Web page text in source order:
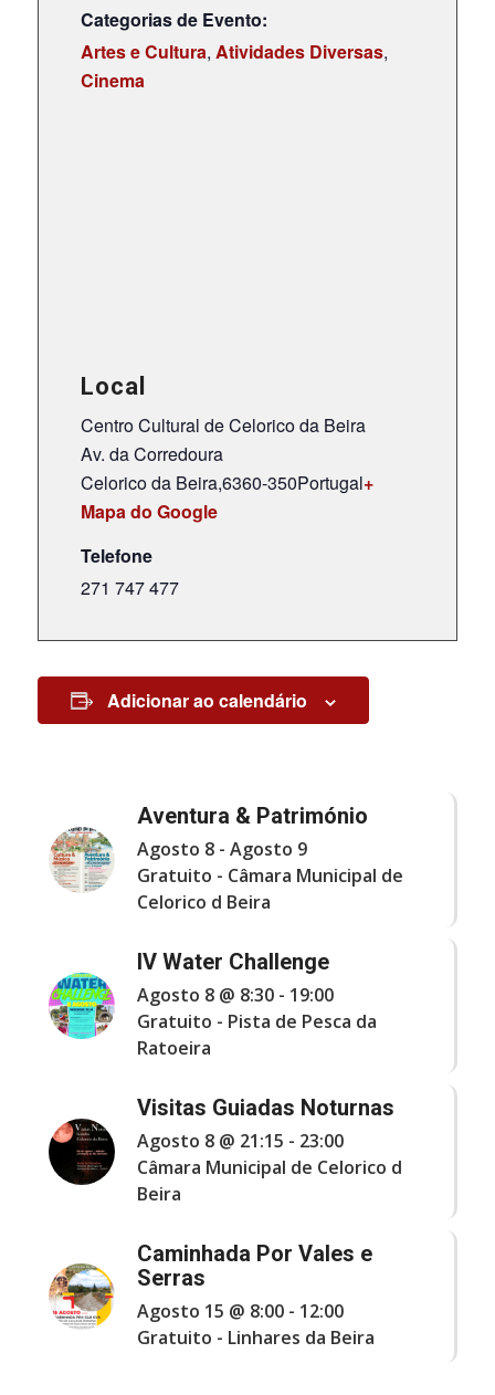
Categorias de Evento:
Artes e Cultura, Atividades Diversas,
Cinema
Local
Centro Cultural de Celorico da Beira
Av. da Corredoura
Celorico da Beira,6360-350Portugal+
Mapa do Google
Telefone
271 747 477
Adicionar ao calendário
Aventura & Património
Agosto 8- Agosto 9
Gratuito - Câmara Municipal de
Celorico d Beira
IV Water Challenge
Agosto 8 @ 8:30- 19:00
Gratuito - Pista de Pesca da
Ratoeira
Visitas Guiadas Noturnas
Agosto 8 @ 21:15 - 23:00
Câmara Municipal de Celorico d
Beira
Caminhada Por Vales e
Serras
Agosto 15 @ 8:00- 12:00
Gratuito - Linhares da Beira